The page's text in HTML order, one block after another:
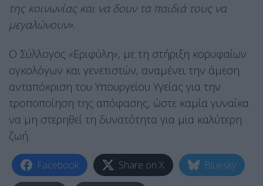
της κοινωνίας και να δουν τα παιδιά τους να
μεγαλώνουν».
Ο Σύλλογος «Εριφύλη», με τη στήριξη κορυφαίων
ογκολόγων και γενετιστών, αναμένει την άμεση
ανταπόκριση του Υπουργείου Υγείας για την
τροποποίηση της απόφασης, ώστε καμία γυναίκα
να μη στερηθεί τη δυνατότητα για μια καλύτερη
ζωή.
Facebook Share on X Bluesky